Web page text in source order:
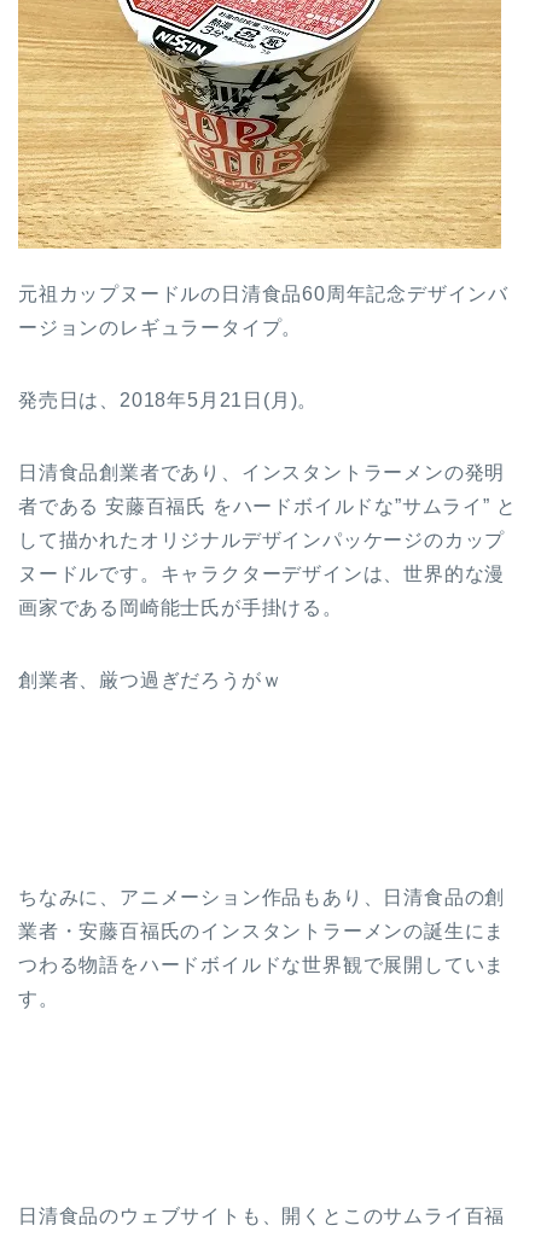
元祖カップヌードルの日清食品60周年記念デザインバ
ージョンのレギュラータイプ。
発売日は、2018年5月21日(月)。
日清食品創業者であり、インスタントラーメンの発明
者である 安藤百福氏 をハードボイルドな”サムライ” と
して描かれたオリジナルデザインパッケージのカップ
ヌードルです。キャラクターデザインは、世界的な漫
画家である岡崎能士氏が手掛ける。
創業者、厳つ過ぎだろうがｗ
ちなみに、アニメーション作品もあり、日清食品の創
業者・安藤百福氏のインスタントラーメンの誕生にま
つわる物語をハードボイルドな世界観で展開していま
す。
日清食品のウェブサイトも、開くとこのサムライ百福